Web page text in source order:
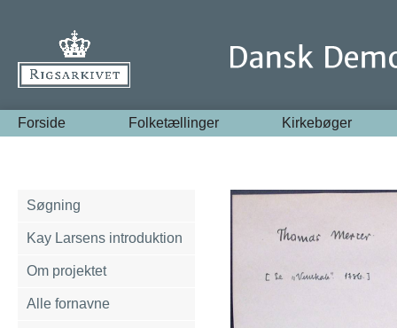
Forside Folketællinger Kirkebøger
Søgning
Kay Larsens introduktion
Om projektet
Alle fornavne